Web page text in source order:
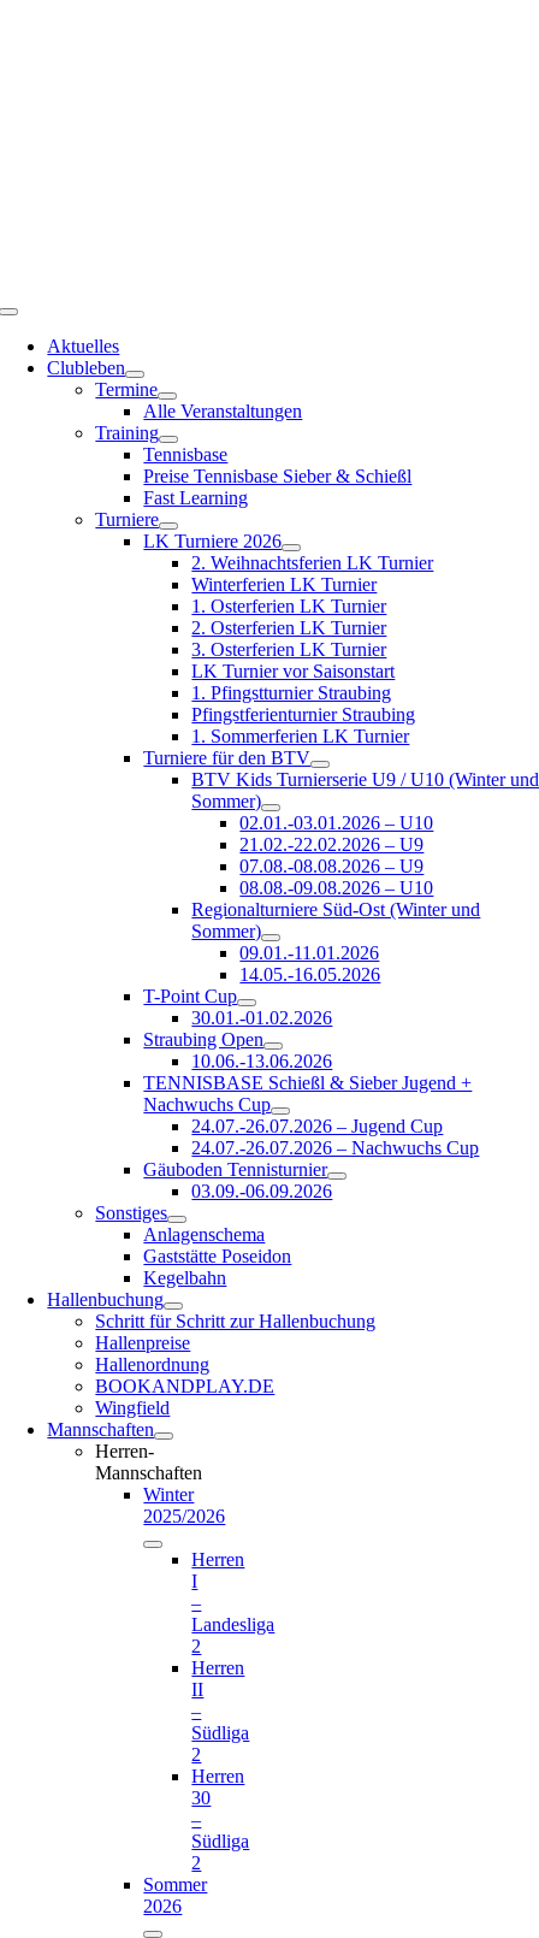
Toggle
NavigationAktuelles
Clubleben
Termine
Alle Veranstaltungen
Training
Tennisbase
Preise Tennisbase Sieber & Schießl
Fast Learning
Turniere
LK Turniere 2026
2. Weihnachtsferien LK Turnier
Winterferien LK Turnier
1. Osterferien LK Turnier
2. Osterferien LK Turnier
3. Osterferien LK Turnier
LK Turnier vor Saisonstart
1. Pfingstturnier Straubing
Pfingstferienturnier Straubing
1. Sommerferien LK Turnier
Turniere für den BTV
BTV Kids Turnierserie U9 / U10 (Winter und
Sommer)
02.01.-03.01.2026 – U10
21.02.-22.02.2026 – U9
07.08.-08.08.2026 – U9
08.08.-09.08.2026 – U10
Regionalturniere Süd-Ost (Winter und
Sommer)
09.01.-11.01.2026
14.05.-16.05.2026
T-Point Cup
30.01.-01.02.2026
Straubing Open
10.06.-13.06.2026
TENNISBASE Schießl & Sieber Jugend +
Nachwuchs Cup
24.07.-26.07.2026 – Jugend Cup
24.07.-26.07.2026 – Nachwuchs Cup
Gäuboden Tennisturnier
03.09.-06.09.2026
Sonstiges
Anlagenschema
Gaststätte Poseidon
Kegelbahn
Hallenbuchung
Schritt für Schritt zur Hallenbuchung
Hallenpreise
Hallenordnung
BOOKANDPLAY.DE
Wingfield
Mannschaften
Herren-
Mannschaften
Winter
2025/2026
Herren
I
–
Landesliga
2
Herren
II
–
Südliga
2
Herren
30
–
Südliga
2
Sommer
2026